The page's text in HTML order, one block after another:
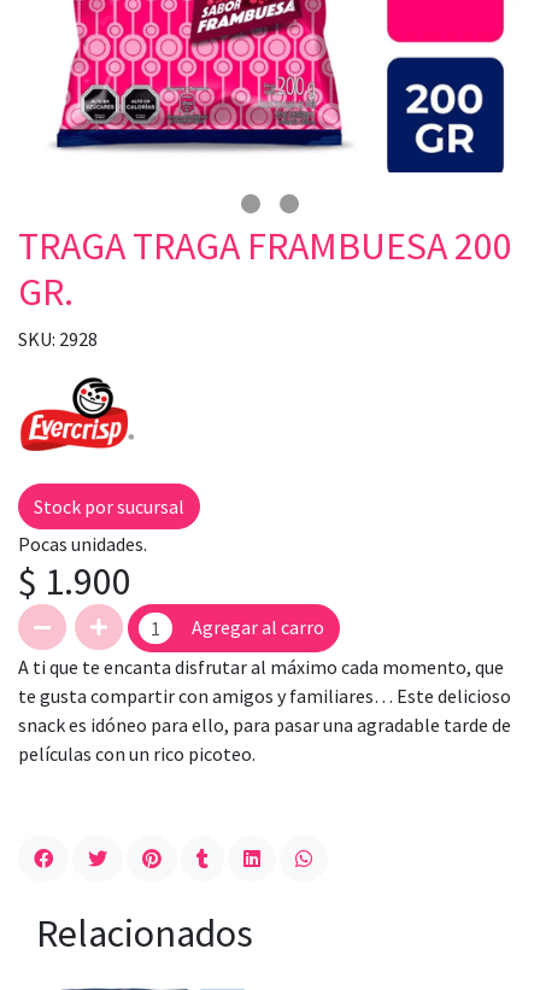
TRAGA TRAGA FRAMBUESA 200
GR.
SKU: 2928
Stock por sucursal
Pocas unidades.
$ 1.900
Agregar al carro
A ti que te encanta disfrutar al máximo cada momento, que
te gusta compartir con amigos y familiares… Este delicioso
snack es idóneo para ello, para pasar una agradable tarde de
películas con un rico picoteo.
Relacionados